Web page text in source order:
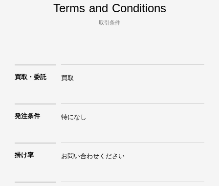
Terms and Conditions
取引条件
買取・委託 買取
発注条件 特になし
掛け率 お問い合わせください